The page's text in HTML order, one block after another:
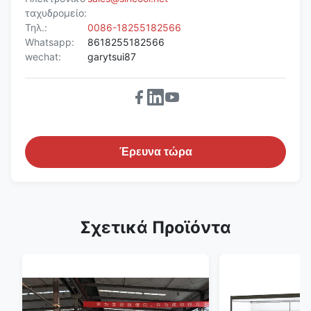
ταχυδρομείο:
Τηλ.:
0086-18255182566
Whatsapp:
8618255182566
wechat:
garytsui87
Έρευνα τώρα
Σχετικά Προϊόντα